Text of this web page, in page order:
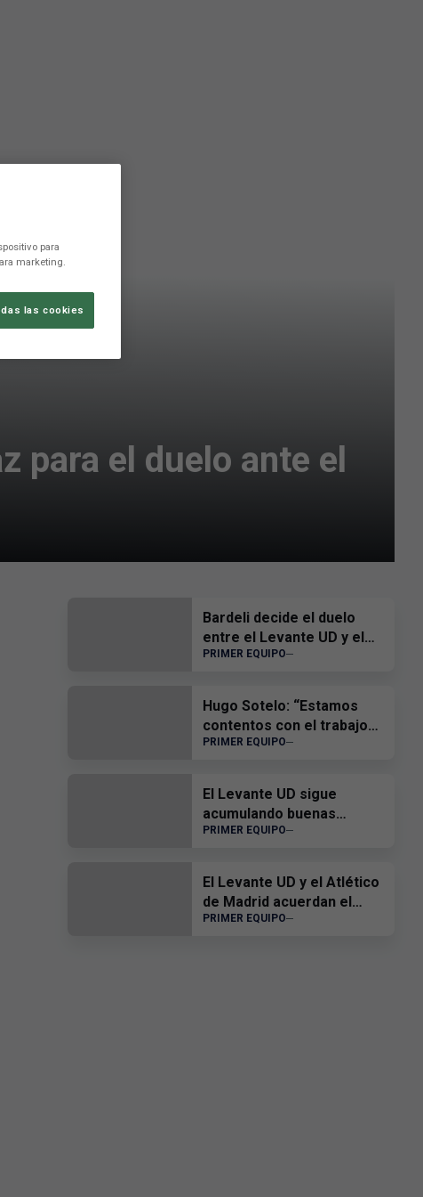
para el duelo ante el
Bardeli decide el duelo
entre el Levante UD y el
Atlético Levante UD
PRIMER EQUIPO
Hugo Sotelo: “Estamos
contentos con el trabajo
del equipo”
PRIMER EQUIPO
El Levante UD sigue
acumulando buenas
sensaciones
PRIMER EQUIPO
El Levante UD y el Atlético
de Madrid acuerdan el
traspaso de Edgar Alcañiz
PRIMER EQUIPO
para
marketing.
las cookies